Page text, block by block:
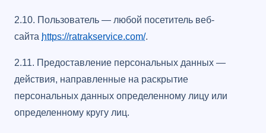
2.10. Пользователь — любой посетитель веб-
сайта https://ratrakservice.com/.
2.11. Предоставление персональных данных —
действия, направленные на раскрытие
персональных данных определенному лицу или
определенному кругу лиц.